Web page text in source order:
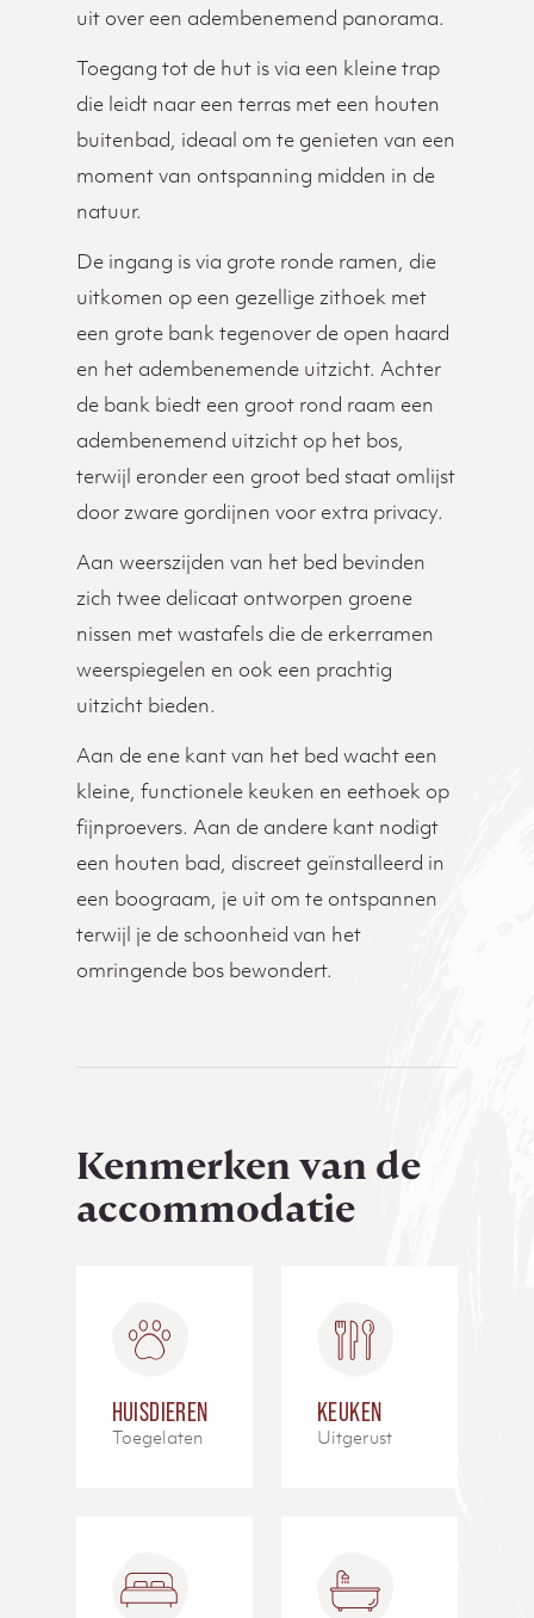
uit over een adembenemend panorama.
Toegang tot de hut is via een kleine trap
die leidt naar een terras met een houten
buitenbad, ideaal om te genieten van een
moment van ontspanning midden in de
natuur.
De ingang is via grote ronde ramen, die
uitkomen op een gezellige zithoek met
een grote bank tegenover de open haard
en het adembenemende uitzicht. Achter
de bank biedt een groot rond raam een
adembenemend uitzicht op het bos,
terwijl eronder een groot bed staat omlijst
door zware gordijnen voor extra privacy.
Aan weerszijden van het bed bevinden
zich twee delicaat ontworpen groene
nissen met wastafels die de erkerramen
weerspiegelen en ook een prachtig
uitzicht bieden.
Aan de ene kant van het bed wacht een
kleine, functionele keuken en eethoek op
fijnproevers. Aan de andere kant nodigt
een houten bad, discreet geïnstalleerd in
een boograam, je uit om te ontspannen
terwijl je de schoonheid van het
omringende bos bewondert.
Kenmerken van de
accommodatie
HUISDIEREN
Toegelaten
KEUKEN
Uitgerust